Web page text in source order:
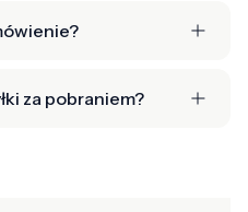
za pobraniem?